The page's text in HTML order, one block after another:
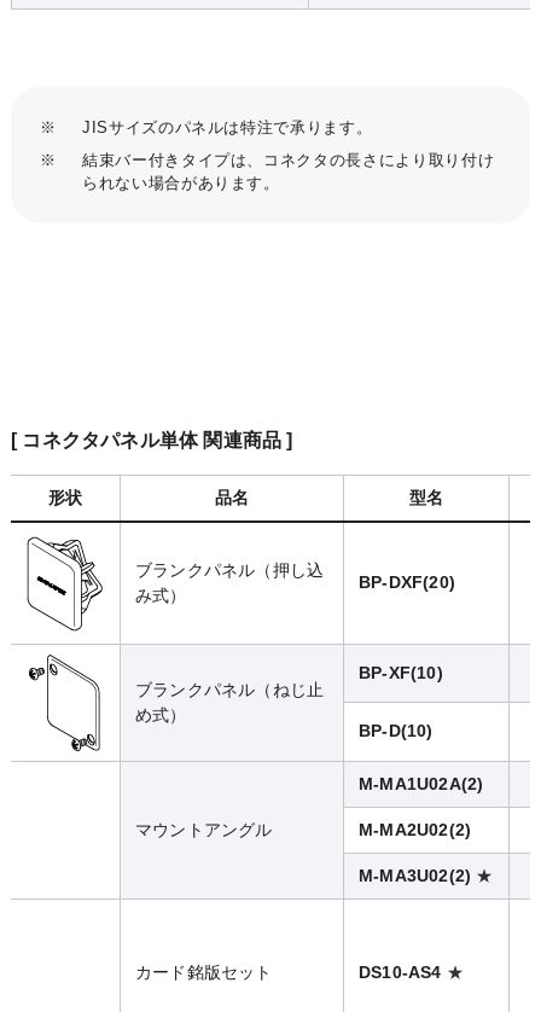
※
JISサイズのパネルは特注で承ります。
※
結束バー付きタイプは、コネクタの長さにより取り付け
られない場合があります。
[ コネクタパネル単体 関連商品 ]
形状 品名 型名
ブランクパネル（押し込
み式）
BP-DXF(20)
ブランクパネル（ねじ止
め式）
BP-XF(10)
BP-D(10)
マウントアングル
M-MA1U02A(2)
M-MA2U02(2)
M-MA3U02(2) ★
カード銘版セット DS10-AS4 ★